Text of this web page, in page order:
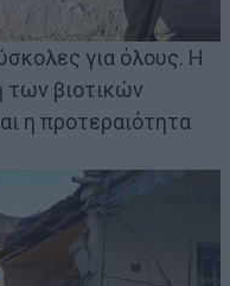
για όλους. Η
των βιοτικών
η προτεραιότητα